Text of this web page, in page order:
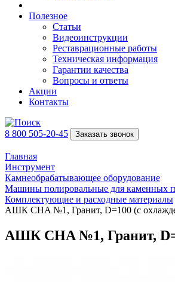
Полезное
Статьи
Видеоинструкции
Реставрационные работы
Техническая информация
Гарантии качества
Вопросы и ответы
Акции
Контакты
8 800 505-20-45 Заказать звонок
Главная
Инструмент
Камнеобрабатывающее оборудование
Машины полировальные для каменных
Комплектующие и расходные материалы
АШК CHA №1, Гранит, D=100 (с
АШК CHA №1, Гранит,